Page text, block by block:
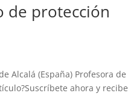
de protección
Alcalá (España) Profesora de
ahora y recibe